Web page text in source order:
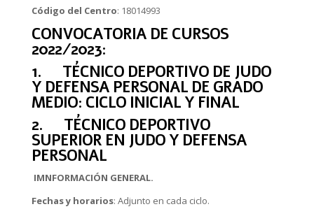
Código del Centro: 18014993
CONVOCATORIA DE CURSOS
2022/2023:
1. TÉCNICO DEPORTIVO DE JUDO
Y DEFENSA PERSONAL DE GRADO
MEDIO: CICLO INICIAL Y FINAL
2. TÉCNICO DEPORTIVO
SUPERIOR EN JUDO Y DEFENSA
PERSONAL
IMNFORMACIÓN GENERAL.
Fechas y horarios: Adjunto en cada ciclo.